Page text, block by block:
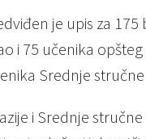
je upis za
i 75 učenika
Srednje
i Srednje